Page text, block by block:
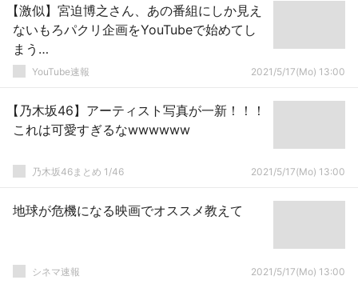
【激似】宮迫博之さん、あの番組にしか見え
ないもろパクリ企画をYouTubeで始めてし
まう…
YouTube速報 2021/5/17(Mo) 13:00
【乃木坂46】アーティスト写真が一新！！！
これは可愛すぎるなwwwwww
乃木坂46まとめ 1/46 2021/5/17(Mo) 13:00
地球が危機になる映画でオススメ教えて
シネマ速報 2021/5/17(Mo) 13:00